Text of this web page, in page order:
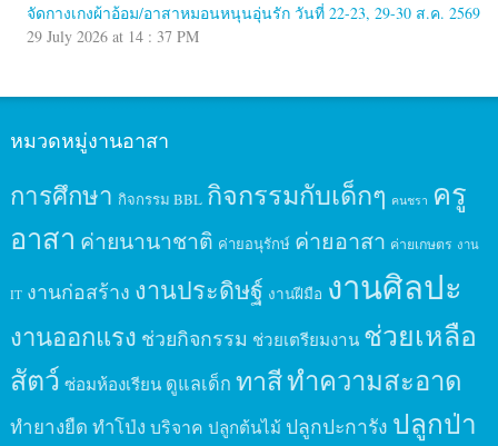
จัดกางเกงผ้าอ้อม/อาสาหมอนหนุนอุ่นรัก วันที่ 22-23, 29-30 ส.ค. 2569
29 July 2026 at 14 : 37 PM
หมวดหมู่งานอาสา
การศึกษา กิจกรรม BBL กิจกรรมกับเด็กๆ คนชรา ครู
อาสา ค่ายนานาชาติ ค่ายอนุรักษ์ ค่ายอาสา ค่ายเกษตร งาน
IT งานก่อสร้าง งานประดิษฐ์ งานฝีมือ งานศิลปะ
งานออกแรง ช่วยกิจกรรม ช่วยเตรียมงาน ช่วยเหลือ
สัตว์ ซ่อมห้องเรียน ดูแลเด็ก ทาสีทำความสะอาด
ทำยางยืด ทำโป่ง บริจาค ปลูกต้นไม้ ปลูกปะการัง ปลูกป่า